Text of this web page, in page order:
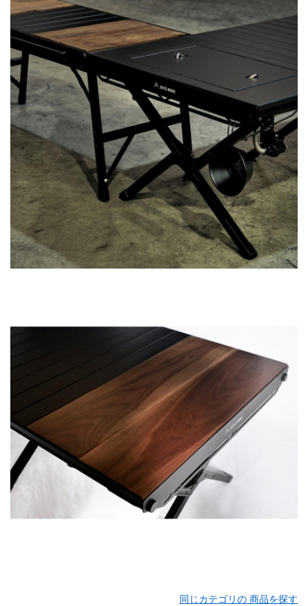
同じカテゴリの 商品を探す